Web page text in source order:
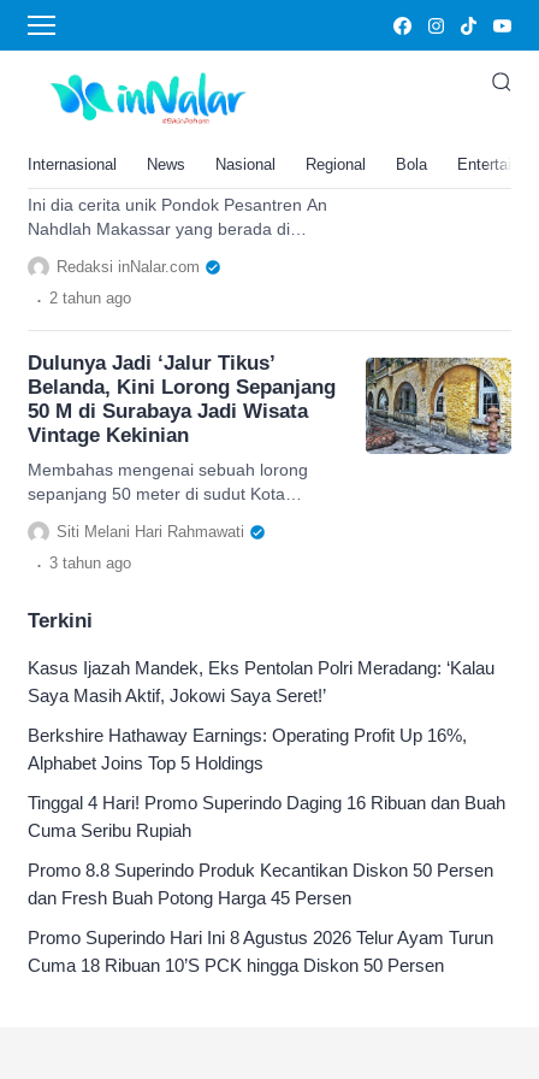
Internasional News Nasional Regional Bola
Lorong
Berada di Lorong Rawan
Kriminalitas, Pesantren di
untuk Warga Sekitar
Ini dia cerita unik Pondok Pesantren An
Nahdlah Makassar yang berada di
lorong rawan kriminalitas. Simak
selengkapnya di sini.
Redaksi inNalar.com
. 2 tahun ago
Dulunya Jadi ‘Jalur Tikus’
Belanda, Kini Lorong Sepanjang
50 M di Surabaya Jadi Wisata
Vintage Kekinian
Membahas mengenai sebuah lorong
sepanjang 50 meter di sudut Kota
Surabaya yang sekarang jadi wisata
vintage kekinian.
Siti Melani Hari Rahmawati
. 3 tahun ago
Terkini
Kasus Ijazah Mandek, Eks Pentolan Polri Meradang: ‘Kalau
Saya Masih Aktif, Jokowi Saya Seret!’
Berkshire Hathaway Earnings: Operating Profit Up 16%,
Alphabet Joins Top 5 Holdings
Tinggal 4 Hari! Promo Superindo Daging 16 Ribuan dan Buah
Cuma Seribu Rupiah
Promo 8.8 Superindo Produk Kecantikan Diskon 50 Persen
dan Fresh Buah Potong Harga 45 Persen
Promo Superindo Hari Ini 8 Agustus 2026 Telur Ayam Turun
Cuma 18 Ribuan 10’S PCK hingga Diskon 50 Persen